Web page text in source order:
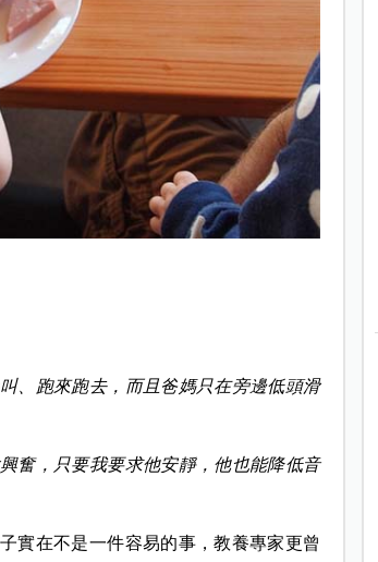
、跑來跑去，而且爸媽只在旁邊低頭滑
奮，只要我要求他安靜，他也能降低音
實在不是一件容易的事，教養專家更曾